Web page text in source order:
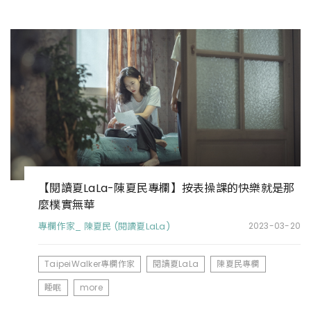
【閱讀夏LaLa-陳夏民專欄】按表操課的快樂就是那
麼樸實無華
專欄作家_ 陳夏民 (閱讀夏LaLa) 2023-03-20
TaipeiWalker專欄作家 閱讀夏LaLa
陳夏民專欄
睡眠
more